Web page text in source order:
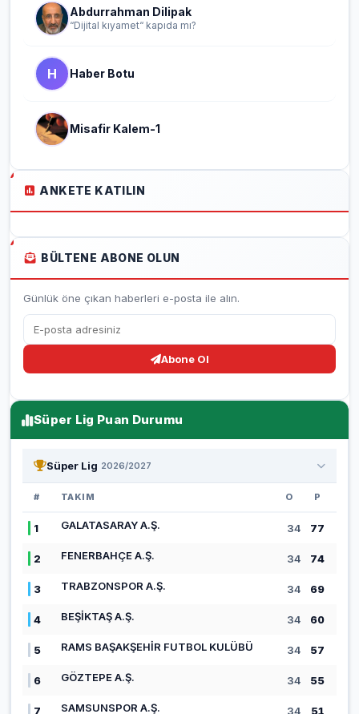
Abdurrahman Dilipak
“Dijital kıyamet“ kapıda mı?
H Haber Botu
Misafir Kalem-1
ANKETE KATILIN
BÜLTENE ABONE OLUN
Günlük öne çıkan haberleri e-posta ile alın.
Abone Ol
Süper Lig Puan Durumu
Süper Lig 2026/2027
# TAKIM O P
1 GALATASARAY A.Ş. 34 77
2 FENERBAHÇE A.Ş. 34 74
3 TRABZONSPOR A.Ş. 34 69
4 BEŞİKTAŞ A.Ş. 34 60
5 RAMS BAŞAKŞEHİR FUTBOL KULÜBÜ 34 57
6 GÖZTEPE A.Ş. 34 55
7 SAMSUNSPOR A.Ş. 34 51